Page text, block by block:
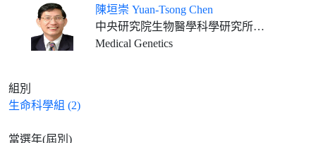
陳垣崇 Yuan-Tsong Chen
中央研究院生物醫學科學研究所通信研究員
Medical Genetics
組別
生命科學組 (2)
當選年(屆別)